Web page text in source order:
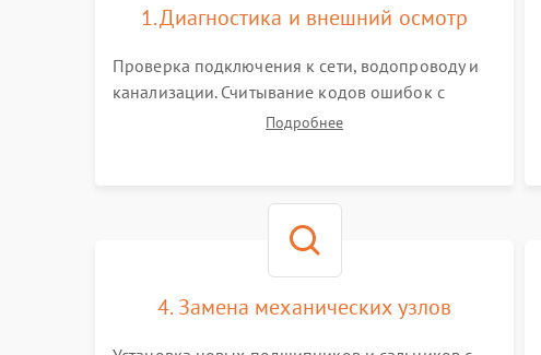
1. Диагностика и внешний осмотр
Проверка подключения к сети, водопроводу и
канализации. Считывание кодов ошибок с
дисплея. Тестовый запуск для выявления
Подробнее
4. Замена механических узлов